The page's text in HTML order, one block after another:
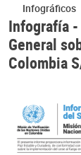
Infográficos
Infografía
General
Colombia